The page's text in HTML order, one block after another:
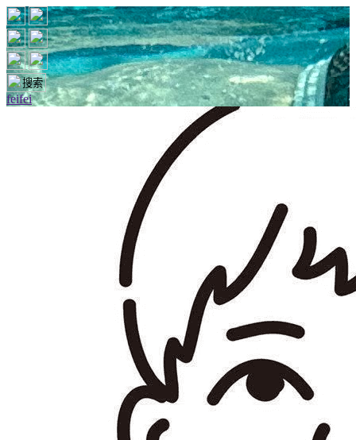
feifei